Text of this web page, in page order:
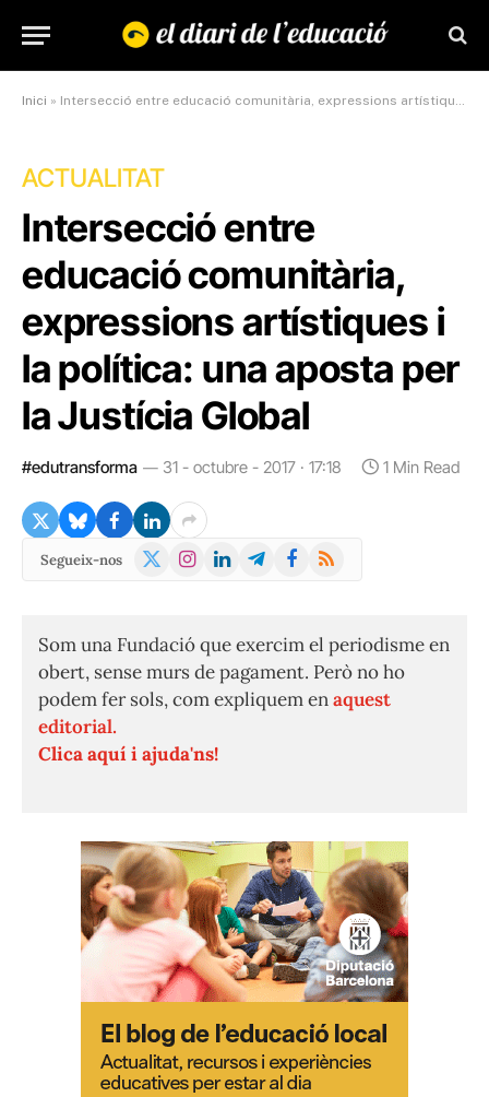
Inici » Intersecció entre educació comunitària, expressions artístiques i la política: una aposta per la Justícia Global
ACTUALITAT
Intersecció entre
educació comunitària,
expressions artístiques i
la política: una aposta per
la Justícia Global
#edutransforma 31 - octubre - 2017 · 17:18 1 Min Read
Segueix-nos
X
Instagram
LinkedInTelegramFacebook
RSS
Som una Fundació que exercim el periodisme en
obert, sense murs de pagament. Però no ho
podem fer sols, com expliquem enaquest
editorial.
Clica aquí i ajuda'ns!